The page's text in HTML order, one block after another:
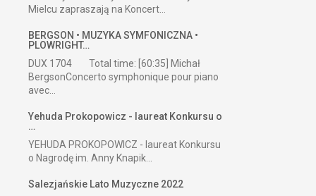
Mielcu zapraszają na Koncert...
BERGSON • MUZYKA SYMFONICZNA •
PLOWRIGHT…
DUX 1704 Total time: [60:35] Michał
BergsonConcerto symphonique pour piano
avec...
Yehuda Prokopowicz - laureat Konkursu o
…
YEHUDA PROKOPOWICZ - laureat Konkursu
o Nagrodę im. Anny Knapik...
Salezjańskie Lato Muzyczne 2022